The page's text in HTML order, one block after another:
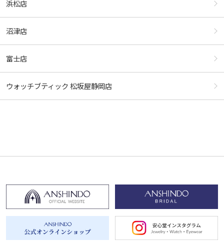
浜松店
沼津店
富士店
ウォッチブティック 松坂屋静岡店